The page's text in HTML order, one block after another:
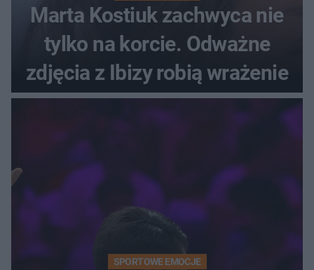
Marta Kostiuk zachwyca nie
tylko na korcie. Odważne
zdjęcia z Ibizy robią wrażenie
SPORTOWE EMOCJE